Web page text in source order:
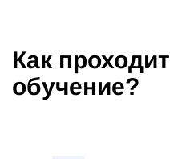
Как проходит
обучение?